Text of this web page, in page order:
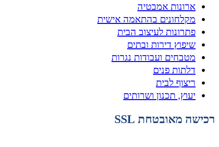
ארונות אמבטיה
מקלחונים בהתאמה אישית
פתרונות לעיצוב הבית
שיפוץ דירות ובתים
מטבחים ועבודות נגרות
דלתות פנים
ריצוף לבית
יעוץ, תכנון ושרותים
רכישה מאובטחת SSL